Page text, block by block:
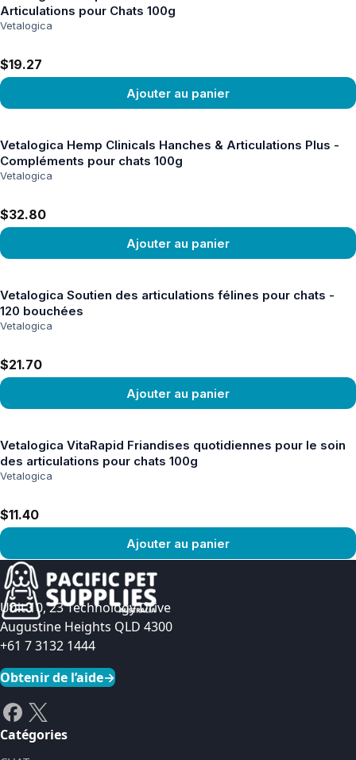
Articulations pour Chats 100g
Vetalogica
$19.27
Ajouter au panier
Vetalogica Hemp Clinicals Hanches & Articulations Plus -
Compléments pour chats 100g
Vetalogica
$32.80
Ajouter au panier
Vetalogica Soutien des articulations félines pour chats -
120 bouchées
Vetalogica
$21.70
Ajouter au panier
Vetalogica VitaRapid Friandises quotidiennes pour le soin
des articulations pour chats 100g
Vetalogica
$11.40
Ajouter au panier
Voir le produit
Unit 10, 23 Technology Drive
Augustine Heights QLD 4300
+61 7 3132 1444
Obtenir de l’aide→
Catégories